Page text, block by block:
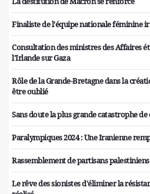
Finaliste de l'équipe nationale féminine
Consultation des ministres des Affaires
l'Irlande sur Gaza
Rôle de la Grande-Bretagne dans la
être oublié
Sans doute la plus grande catastrophe de
Paralympiques 2024 : Une Iranienne
Rassemblement de partisans
Le rêve des sionistes d'éliminer la